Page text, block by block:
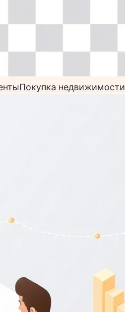
Покупка недвижимости